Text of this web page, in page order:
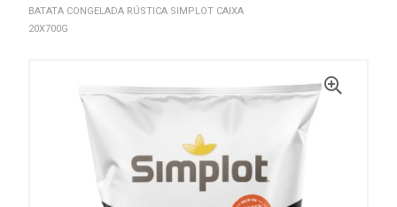
BATATA CONGELADA RÚSTICA SIMPLOT CAIXA
20X700G